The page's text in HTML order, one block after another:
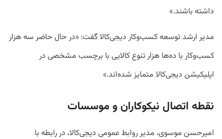
داشته باشند.»
مدیر ارشد توسعه کسب‌وکار دیجی‌کالا گفت: «در حال حاضر سه هزار
کسب‌وکار با ده‌ها هزار تنوع کالایی با برچسب مشخصی در
اپلیکیشن دیجی‌کالا متمایز شده‌اند.»
نقطه اتصال نیکوکاران و موسسات
امیرحسن موسوی، مدیر روابط عمومی دیجی‌کالا، در رابطه با